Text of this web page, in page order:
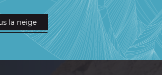
la neige